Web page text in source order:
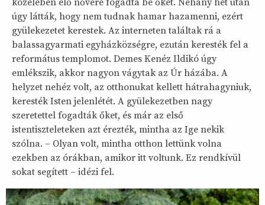
úgy látták, hogy nem tudnak hamar hazamenni, ezért
gyülekezetet kerestek. Az interneten találtak rá a
balassagyarmati egyházközségre, ezután keresték fel a
református templomot. Demes Kenéz Ildikó úgy
emlékszik, akkor nagyon vágytak az Úr házába. A
helyzet nehéz volt, az otthonukat kellett hátrahagyniuk,
keresték Isten jelenlétét. A gyülekezetben nagy
szeretettel fogadták őket, és már az első
istentiszteleteken azt érezték, mintha az Ige nekik
szólna. – Olyan volt, mintha otthon lettünk volna
ezekben az órákban, amikor itt voltunk. Ez rendkívül
sokat segített – idézi fel.